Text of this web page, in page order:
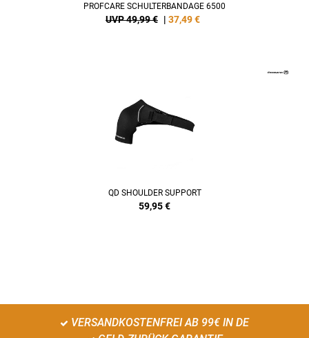
PROFCARE SCHULTERBANDAGE 6500
UVP 49,99 € | 37,49€
QD SHOULDER SUPPORT
59,95€
VERSANDKOSTENFREI AB 99€ IN DE